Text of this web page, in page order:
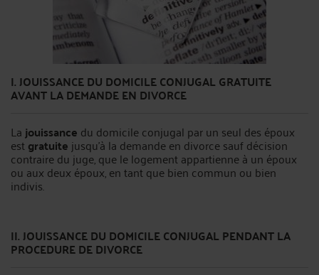
I. JOUISSANCE DU DOMICILE CONJUGAL GRATUITE
AVANT LA DEMANDE EN DIVORCE
Lajouissance du domicile conjugal par un seul des époux
estgratuite jusqu'à la demande en divorce sauf décision
contraire du juge, que le logement appartienne à un époux
ou aux deux époux, en tant que bien commun ou bien
indivis.
II. JOUISSANCE DU DOMICILE CONJUGAL PENDANT LA
PROCEDURE DE DIVORCE